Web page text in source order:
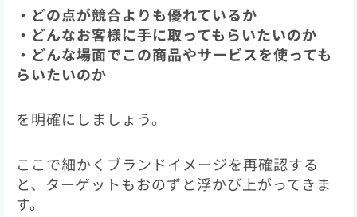
・どの点が競合よりも優れているか
・どんなお客様に手に取ってもらいたいのか
・どんな場面でこの商品やサービスを使っても
らいたいのか
を明確にしましょう。
ここで細かくブランドイメージを再確認する
と、ターゲットもおのずと浮かび上がってきま
す。